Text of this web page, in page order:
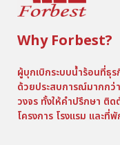
Why Forbest?
ผู้บุกเบิกระบบน้ำร้อนที่ธุร
ด้วยประสบการณ์มากกว่
วงจร ทั้งให้คำปรึกษา ติ
โครงการ โรงแรม และที่